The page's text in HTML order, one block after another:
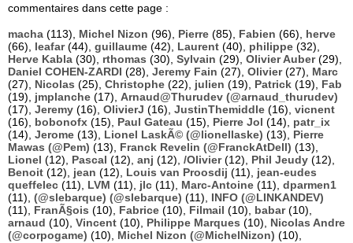
commentaires dans cette page :
macha (113), Michel Nizon (96), Pierre (85), Fabien (66), herve
(66), leafar(44), guillaume (42), Laurent (40), philippe (32),
Herve Kabla (30), rthomas (30), Sylvain (29), Olivier Auber(29),
Daniel COHEN-ZARDI (28), Jeremy Fain (27), Olivier(27), Marc
(27), Nicolas (25), Christophe (22), julien (19), Patrick (19), Fab
(19), jmplanche (17), Arnaud@Thurudev (@arnaud_thurudev)
(17), Jeremy (16), OlivierJ (16), JustinThemiddle (16), vicnent
(16), bobonofx (15), Paul Gateau (15), Pierre Jol (14), patr_ix
(14), Jerome (13), Lionel LaskÃ© (@lionellaske) (13), Pierre
Mawas (@Pem) (13), Franck Revelin (@FranckAtDell) (13),
Lionel (12), Pascal (12), anj (12), /Olivier(12), Phil Jeudy (12),
Benoit (12), jean (12), Louis van Proosdij (11), jean-eudes
queffelec (11), LVM (11), jlc (11), Marc-Antoine (11), dparmen1
(11), (@slebarque) (@slebarque) (11), INFO (@LINKANDEV)
(11), FranÃ§ois (10), Fabrice (10), Filmail (10), babar(10),
arnaud (10), Vincent (10), Philippe Marques (10), Nicolas Andre
(@corpogame) (10), Michel Nizon (@MichelNizon) (10),